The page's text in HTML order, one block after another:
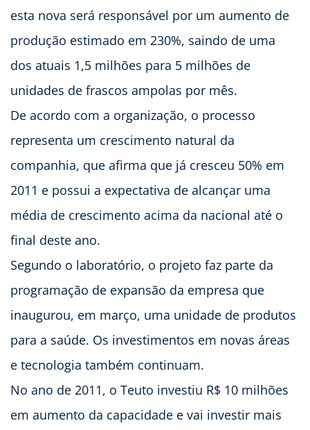
esta nova será responsável por um aumento de
produção estimado em 230%, saindo de uma
dos atuais 1,5 milhões para 5 milhões de
unidades de frascos ampolas por mês.
De acordo com a organização, o processo
representa um crescimento natural da
companhia, que afirma que já cresceu 50% em
2011 e possui a expectativa de alcançar uma
média de crescimento acima da nacional até o
final deste ano.
Segundo o laboratório, o projeto faz parte da
programação de expansão da empresa que
inaugurou, em março, uma unidade de produtos
para a saúde. Os investimentos em novas áreas
e tecnologia também continuam.
No ano de 2011, o Teuto investiu R$ 10 milhões
em aumento da capacidade e vai investir mais